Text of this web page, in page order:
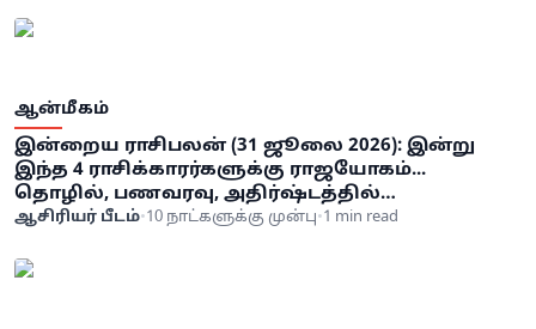
ஆன்மீகம்
இன்றைய ராசிபலன் (31 ஜூலை 2026): இன்று
இந்த 4 ராசிக்காரர்களுக்கு ராஜயோகம்...
தொழில், பணவரவு, அதிர்ஷ்டத்தில்
முன்னேற்றம்!
ஆசிரியர் பீடம்•10 நாட்களுக்கு முன்பு•1 min read